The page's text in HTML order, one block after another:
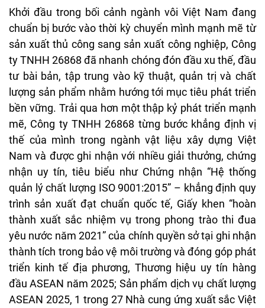
Khởi đầu trong bối cảnh ngành vôi Việt Nam đang
chuẩn bị bước vào thời kỳ chuyển mình mạnh mẽ từ
sản xuất thủ công sang sản xuất công nghiệp, Công
ty TNHH 26868 đã nhanh chóng đón đầu xu thế, đầu
tư bài bản, tập trung vào kỹ thuật, quản trị và chất
lượng sản phẩm nhằm hướng tới mục tiêu phát triển
bền vững. Trải qua hơn một thập kỷ phát triển mạnh
mẽ, Công ty TNHH 26868 từng bước khẳng định vị
thế của mình trong ngành vật liệu xây dựng Việt
Nam và được ghi nhận với nhiều giải thưởng, chứng
nhận uy tín, tiêu biểu như Chứng nhận “Hệ thống
quản lý chất lượng ISO 9001:2015” – khẳng định quy
trình sản xuất đạt chuẩn quốc tế, Giấy khen “hoàn
thành xuất sắc nhiệm vụ trong phong trào thi đua
yêu nước năm 2021” của chính quyền sở tại ghi nhận
thành tích trong bảo vệ môi trường và đóng góp phát
triển kinh tế địa phương, Thương hiệu uy tín hàng
đầu ASEAN năm 2025; Sản phẩm dịch vụ chất lượng
ASEAN 2025, 1 trong 27 Nhà cung ứng xuất sắc Việt